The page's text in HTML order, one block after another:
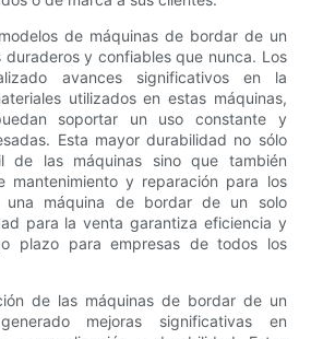
de máquinas de bordar de un
duraderos y confiables que nunca. Los
avances significativos en la
utilizados en estas máquinas,
soportar un uso constante y
Esta mayor durabilidad no sólo
de las máquinas sino que también
mantenimiento y reparación para los
una máquina de bordar de un solo
para la venta garantiza eficiencia y
plazo para empresas de todos los
de las máquinas de bordar de un
mejoras significativas en